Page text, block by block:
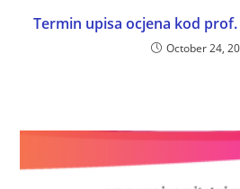
Termin upisa ocjena kod
October 24,